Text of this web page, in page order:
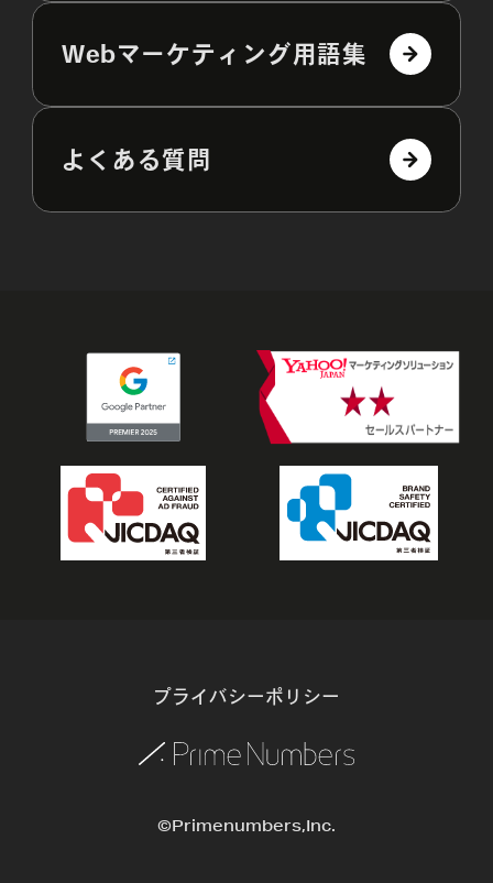
Webマーケティング用語集
よくある質問
プライバシーポリシー
©Primenumbers,Inc.